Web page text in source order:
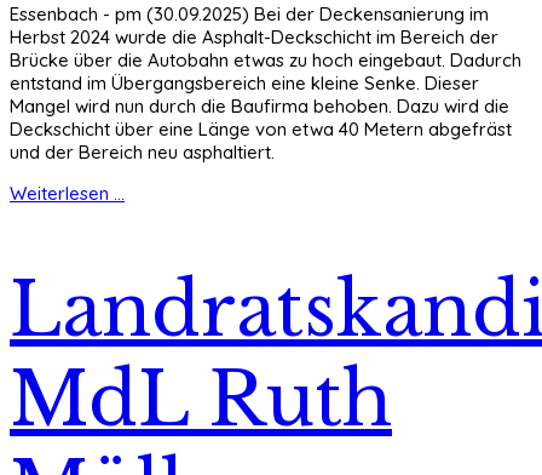
Essenbach - pm (30.09.2025) Bei der Deckensanierung im
Herbst 2024 wurde die Asphalt-Deckschicht im Bereich der
Brücke über die Autobahn etwas zu hoch eingebaut. Dadurch
entstand im Übergangsbereich eine kleine Senke. Dieser
Mangel wird nun durch die Baufirma behoben. Dazu wird die
Deckschicht über eine Länge von etwa 40 Metern abgefräst
und der Bereich neu asphaltiert.
Weiterlesen ...
MdL Ruth